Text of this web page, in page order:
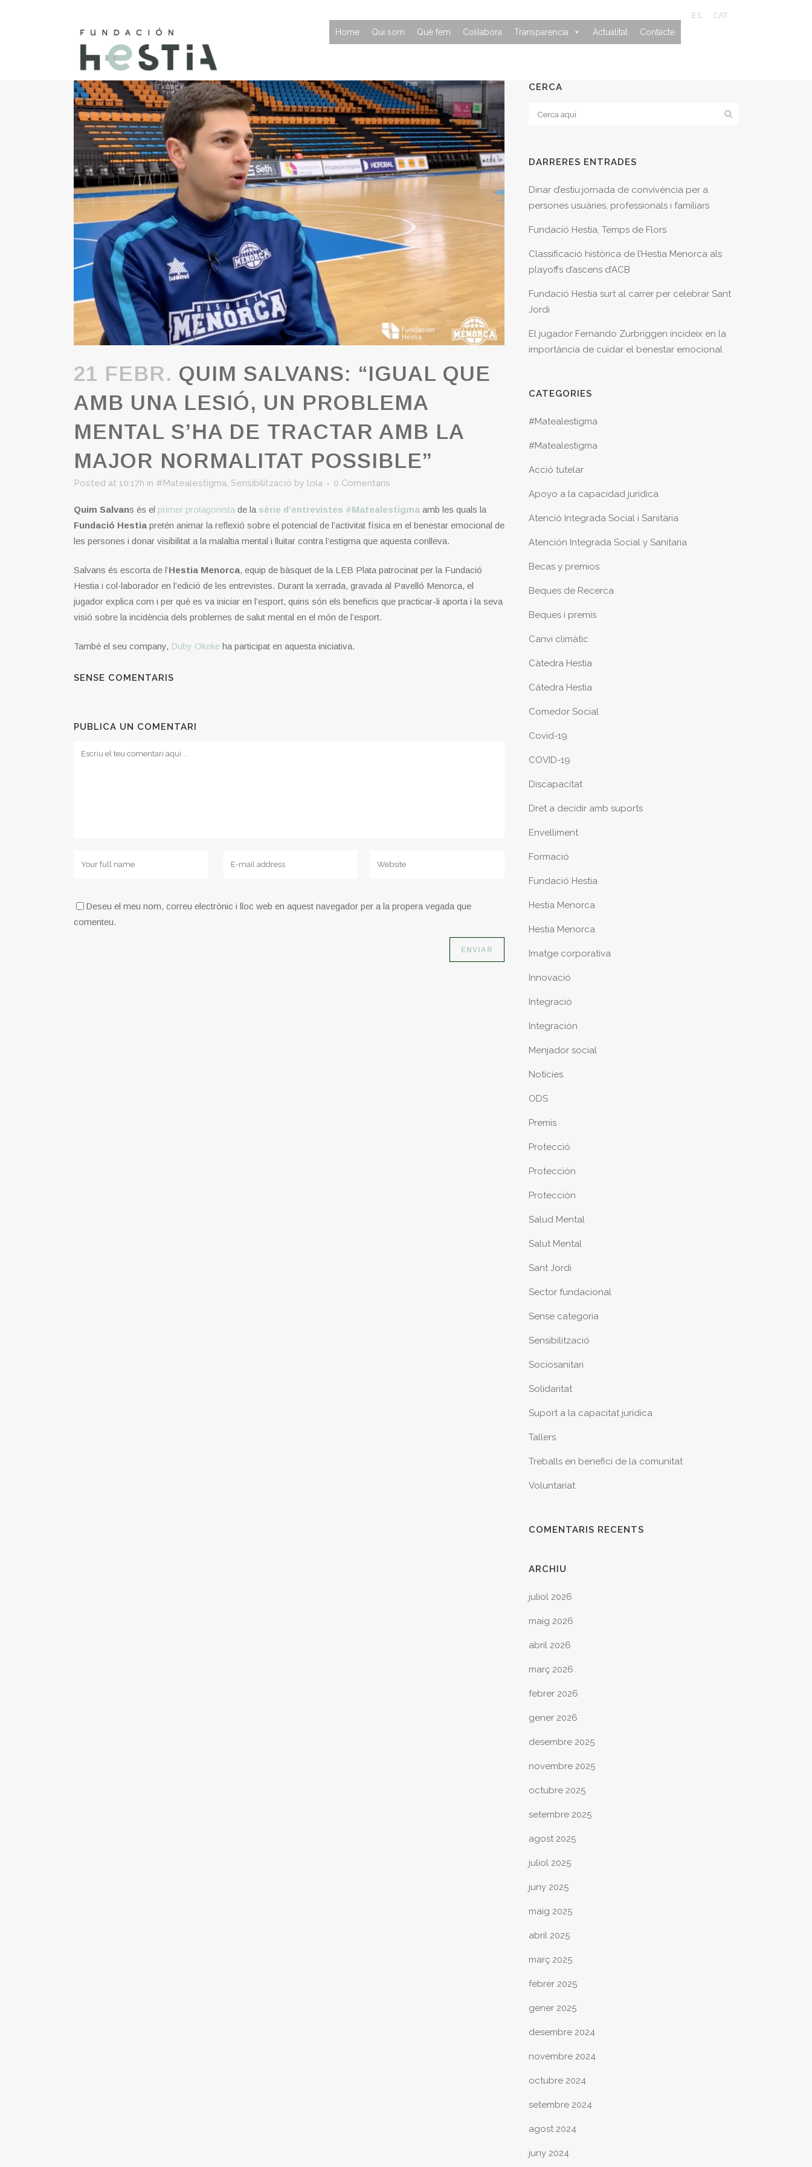
ES CAT
Home Qui som Què fem Col·labora Transparencia Actualitat Contacte
21 FEBR. QUIM SALVANS: “IGUAL QUE
AMB UNA LESIÓ, UN PROBLEMA
MENTAL S’HA DE TRACTAR AMB LA
MAJOR NORMALITAT POSSIBLE”
Posted at 10:17h in #Matealestigma, Sensibilització by lola 0 Comentaris
Quim Salvans és el primer protagonista de la sèrie d’entrevistes #Matealestigma amb les quals la
Fundació Hestia pretén animar la reflexió sobre el potencial de l’activitat física en el benestar emocional de
les persones i donar visibilitat a la malaltia mental i lluitar contra l’estigma que aquesta conlleva.
Salvans és escorta de l’Hestia Menorca, equip de bàsquet de la LEB Plata patrocinat per la Fundació
Hestia i col·laborador en l’edició de les entrevistes. Durant la xerrada, gravada al Pavelló Menorca, el
jugador explica com i per què es va iniciar en l’esport, quins són els beneficis que practicar-li aporta i la seva
visió sobre la incidència dels problemes de salut mental en el món de l’esport.
També el seu company, Duby Okeke ha participat en aquesta iniciativa.
SENSE COMENTARIS
PUBLICA UN COMENTARI
Deseu el meu nom, correu electrònic i lloc web en aquest navegador per a la propera vegada que
comenteu.
CERCA
DARRERES ENTRADES
Dinar d’estiu:jornada de convivència per a
persones usuàries, professionals i familiars
Fundació Hestia, Temps de Flors
Classificació històrica de l’Hestia Menorca als
playoffs d’ascens d’ACB
Fundació Hestia surt al carrer per celebrar Sant
Jordi
El jugador Fernando Zurbriggen incideix en la
importància de cuidar el benestar emocional
CATEGORIES
#Matealestigma
#Matealestigma
Acció tutelar
Apoyo a la capacidad jurídica
Atenció Integrada Social i Sanitària
Atención Integrada Social y Sanitaria
Becas y premios
Beques de Recerca
Beques i premis
Canvi climàtic
Càtedra Hestia
Cátedra Hestia
Comedor Social
Covid-19
COVID-19
Discapacitat
Dret a decidir amb suports
Envelliment
Formació
Fundació Hestia
Hestia Menorca
Hestia Menorca
Imatge corporativa
Innovació
Integració
Integración
Menjador social
Notícies
ODS
Premis
Protecció
Protección
Protección
Salud Mental
Salut Mental
Sant Jordi
Sector fundacional
Sense categoria
Sensibilització
Sociosanitari
Solidaritat
Suport a la capacitat jurídica
Tallers
Treballs en benefici de la comunitat
Voluntariat
COMENTARIS RECENTS
ARCHIU
juliol 2026
maig 2026
abril 2026
març 2026
febrer 2026
gener 2026
desembre 2025
novembre 2025
octubre 2025
setembre 2025
agost 2025
juliol 2025
juny 2025
maig 2025
abril 2025
març 2025
febrer 2025
gener 2025
desembre 2024
novembre 2024
octubre 2024
setembre 2024
agost 2024
juny 2024